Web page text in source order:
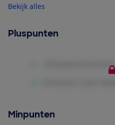
Bekijk alles
Pluspunten
Minpunten